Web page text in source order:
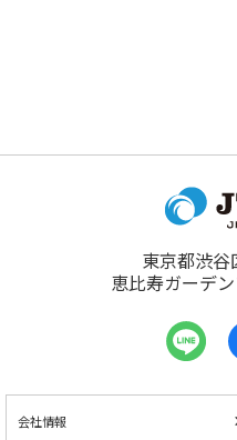
東京都渋
恵比寿ガーデ
会社情報